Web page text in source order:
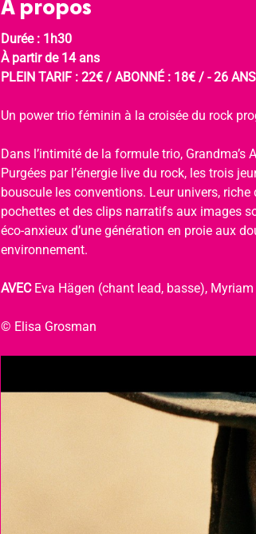
À propos
Durée : 1h30
À partir de 14 ans
PLEIN TARIF : 22€ / ABONNÉ : 18€ / - 26
Un power trio féminin à la croisée du rock
Dans l’intimité de la formule trio,
Purgées par l’énergie live du rock, les trois
bouscule les conventions. Leur univers,
pochettes et des clips narratifs aux images
éco-anxieux d’une génération en proie aux
environnement.
AVEC Eva Hägen (chant lead, basse),
© Elisa Grosman